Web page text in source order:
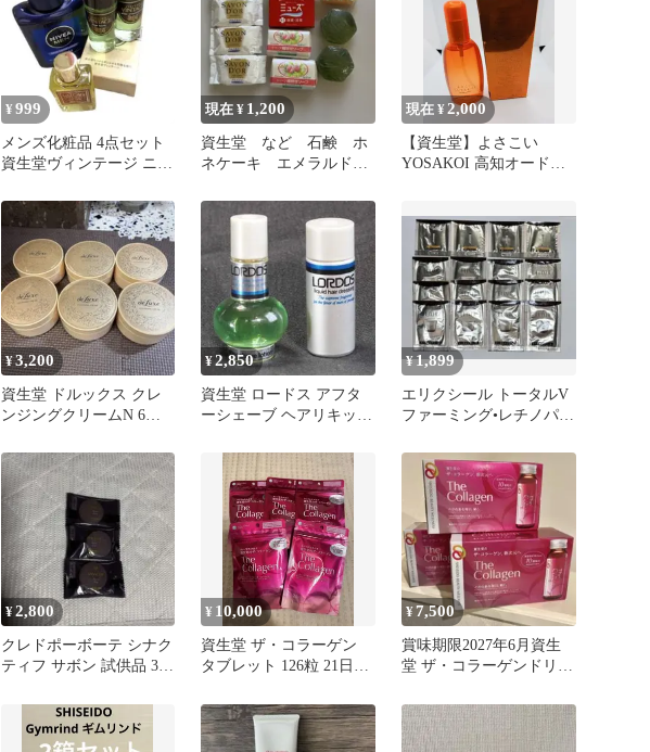
¥ 999
メンズ化粧品 4点セット
資生堂ヴィンテージ ニベ
品
現在 ¥ 1,200
資生堂 など 石鹸 ホ
ネケーキ エメラルド
現在 ¥2,000
【資生堂】よさこい
YOSAKOI 高知オードパ
¥3,200
資生堂 ドルックス クレ
ンジングクリームN 6個
¥2,850
資生堂 ロードス アフタ
ーシェーブ ヘアリキッド
¥1,899
エリクシール トータルV
ファーミング•レチノパワ
¥2,800
クレドポーボーテ シナク
ティフ サボン 試供品 3個
¥ 10,000
資生堂 ザ・コラーゲン
タブレット 126粒 21日分
¥7,500
賞味期限2027年6月資生
堂 ザ・コラーゲンドリン